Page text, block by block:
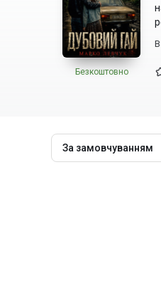
Безкоштовно
В
За замовчуванням